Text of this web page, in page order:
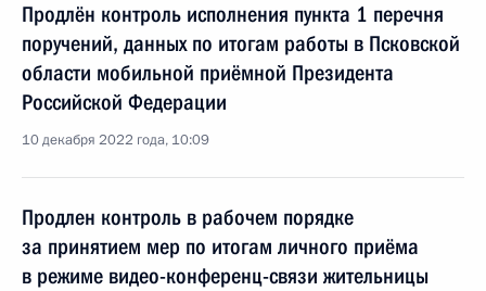
Продлён контроль исполнения пункта 1 перечня
поручений, данных по итогам работы в Псковской
области мобильной приёмной Президента
Российской Федерации
10 декабря 2022 года, 10:09
Продлен контроль в рабочем порядке
за принятием мер по итогам личного приёма
в режиме видео-конференц-связи жительницы